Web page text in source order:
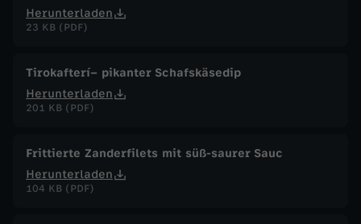
Herunterladen
23 KB (PDF)
Tirokafterí– pikanter Schafskäsedip
Herunterladen
201 KB (PDF)
Frittierte Zanderfilets mit süß-saurer Sauc
Herunterladen
104 KB (PDF)